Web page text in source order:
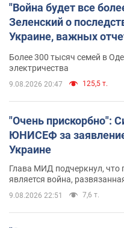
"Война будет все
Зеленский о
Украине, важных
противника. Видео
Более 300 тысяч семей в
электричества
9.08.2026 20:47 125,5 т.
"Очень прискорбно":
ЮНИСЕФ за
Украине
Глава МИД подчеркнул, что
является война,
9.08.2026 22:51 7,6 т.